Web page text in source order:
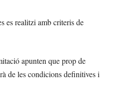
es realitzi amb criteris de
apunten que prop de
de les condicions definitives i